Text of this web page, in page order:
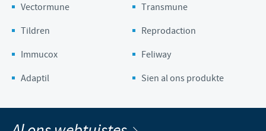
Vectormune
Transmune
Tildren
Reprodaction
Immucox
Feliway
Adaptil
Sien al ons produkte